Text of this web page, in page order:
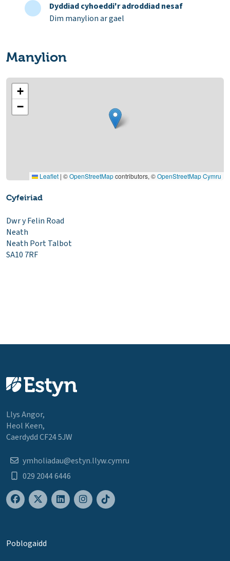
Dyddiad cyhoeddi'r adroddiad nesaf
Dim manylion ar gael
Manylion
+
−
Leaflet | ©OpenStreetMapcontributors, ©OpenStreetMap Cymru
Cyfeiriad
Dwr y Felin Road
Neath
Neath Port Talbot
SA10 7RF
Llys Angor,
Heol Keen,
Caerdydd CF24 5JW
ymholiadau@estyn.llyw.cymru
029 2044 6446
Poblogaidd